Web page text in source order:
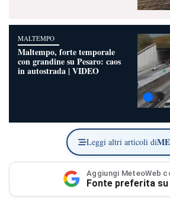
MALTEMPO
Maltempo, forte temporale
con grandine su Pesaro: caos
in autostrada | VIDEO
Leggi altri articoli di
Aggiungi MeteoWeb
Fonte preferita su